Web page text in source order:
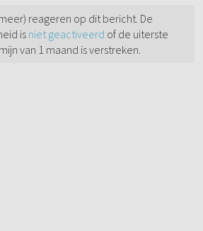
reageren op dit bericht. De
is niet geactiveerd of de uiterste
van 1 maand is verstreken.